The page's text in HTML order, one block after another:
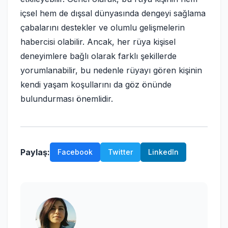
içsel hem de dışsal dünyasında dengeyi sağlama
çabalarını destekler ve olumlu gelişmelerin
habercisi olabilir. Ancak, her rüya kişisel
deneyimlere bağlı olarak farklı şekillerde
yorumlanabilir, bu nedenle rüyayı gören kişinin
kendi yaşam koşullarını da göz önünde
bulundurması önemlidir.
Paylaş: Facebook Twitter LinkedIn